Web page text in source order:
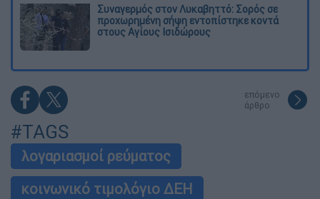
Συναγερμός στον Λυκαβηττό: Σορός σε
προχωρημένη σήψη εντοπίστηκε κοντά
στους Αγίους Ισιδώρους
επόμενο
άρθρο
#TAGS
λογαριασμοί ρεύματος
κοινωνικό τιμολόγιο ΔΕΗ